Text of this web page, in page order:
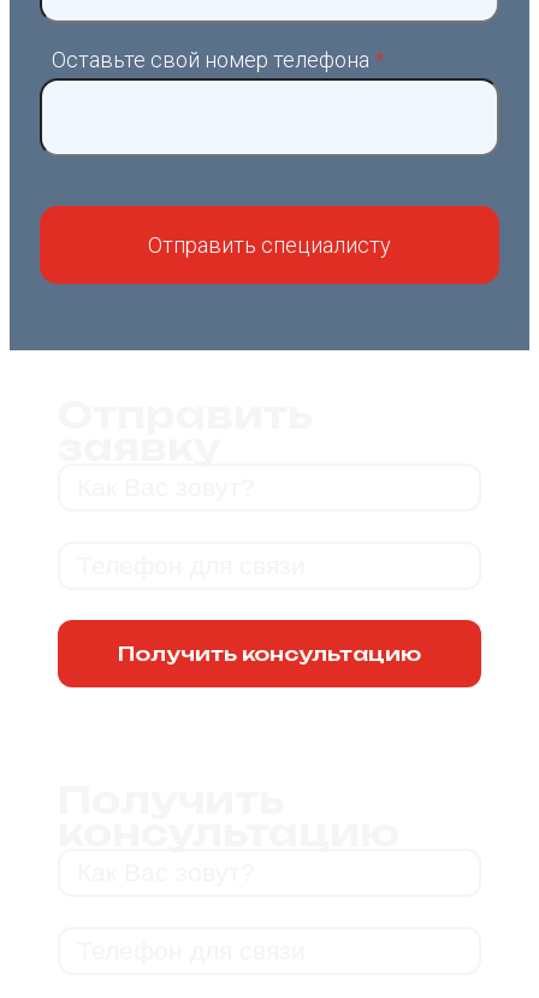
Оставьте свой номер телефона *
Получить консультацию